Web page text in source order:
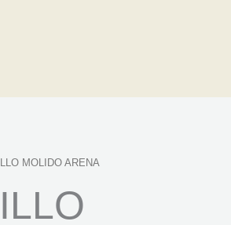
MOLIDO ARENA